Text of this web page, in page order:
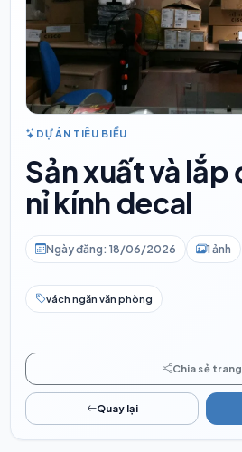
DỰ ÁN TIÊU BIỂU
Sản xuất và lắp
nỉ kính decal
Ngày đăng: 18/06/2026 1 ảnh
vách ngăn văn phòng
Chia sẻ trang
Quay lại